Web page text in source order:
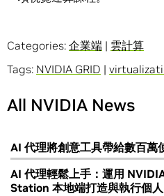
Categories: 企業端 | 雲計算
Tags: NVIDIA GRID |
All NVIDIA News
AI 代理將創意工具帶給數百萬
AI 代理輕鬆上手：運用
Station 本地端打造與執行個